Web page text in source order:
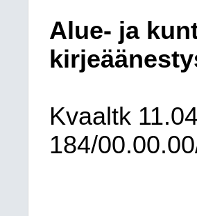
Alue- ja
Kvaaltk
184/